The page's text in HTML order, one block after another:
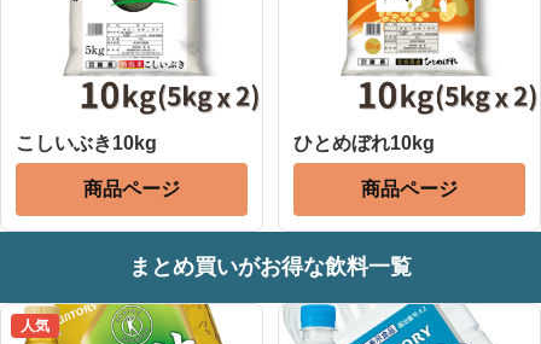
こしいぶき10kg
商品ページ
ひとめぼれ10kg
商品ページ
まとめ買いがお得な飲料一覧
人気